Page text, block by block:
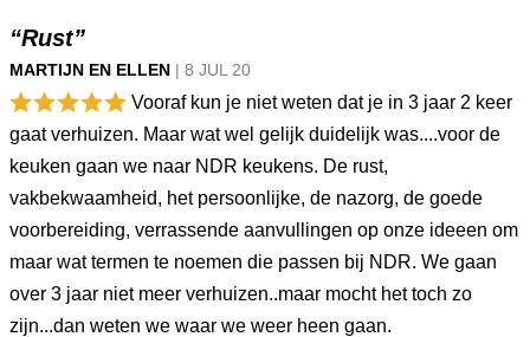
“Rust”
MARTIJN EN ELLEN | 8 JUL 20
Vooraf kun je niet weten dat je in 3 jaar 2 keer
gaat verhuizen. Maar wat wel gelijk duidelijk was....voor de
keuken gaan we naar NDR keukens. De rust,
vakbekwaamheid, het persoonlijke, de nazorg, de goede
voorbereiding, verrassende aanvullingen op onze ideeen om
maar wat termen te noemen die passen bij NDR. We gaan
over 3 jaar niet meer verhuizen..maar mocht het toch zo
zijn...dan weten we waar we weer heen gaan.